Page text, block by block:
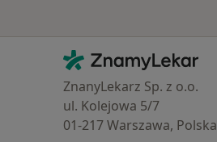
Kontakt
ZnamyLekar - Hlavní stránka
ZnanyLekarz Sp. z o.o.
ul. Kolejowa 5/7
01-217 Warszawa, Polska